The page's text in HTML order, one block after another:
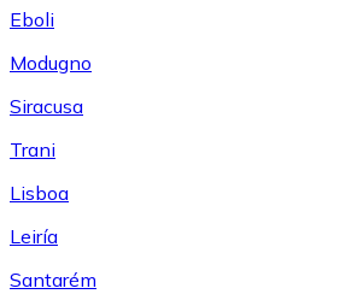
Eboli
Modugno
Siracusa
Trani
Lisboa
Leiría
Santarém